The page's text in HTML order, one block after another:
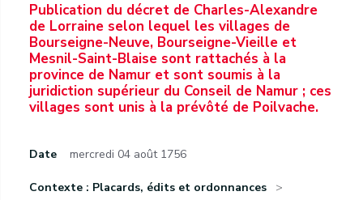
Publication du décret de Charles-Alexandre
de Lorraine selon lequel les villages de
Bourseigne-Neuve, Bourseigne-Vieille et
Mesnil-Saint-Blaise sont rattachés à la
province de Namur et sont soumis à la
juridiction supérieur du Conseil de Namur ; ces
villages sont unis à la prévôté de Poilvache.
Date mercredi 04 août 1756
Contexte : Placards, édits et ordonnances